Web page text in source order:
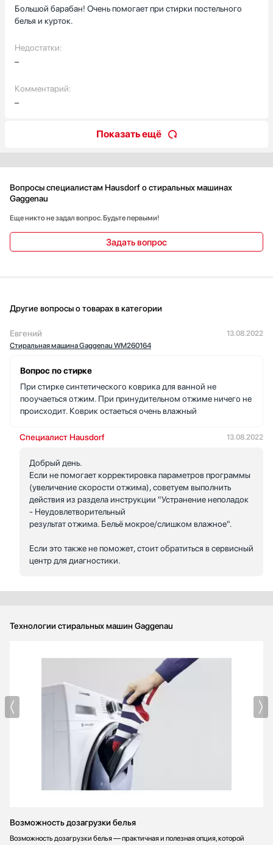
Большой барабан! Очень помогает при стирки постельного
белья и курток.
Недостатки:
–
Комментарий:
–
Показать ещё
Вопросы специалистам Hausdorf о стиральных машинах
Gaggenau
Еще никто не задал вопрос. Будьте первыми!
Задать вопрос
Другие вопросы о товарах в категории
Евгений
Стиральная машина Gaggenau WM260164
13.08.2022
Вопрос по стирке
При стирке синтетического коврика для ванной не
пооучаеться отжим. При принудительном отжиме ничего не
происходит. Коврик остаеться очень влажный
Специалист Hausdorf 13.08.2022
Добрый день.
Если не помогает корректировка параметров программы
(увеличение скорости отжима), советуем выполнить
действия из раздела инструкции "Устранение неполадок
- Неудовлетворительный
результат отжима. Бельё мокрое/слишком влажное".
Если это также не поможет, стоит обратиться в сервисный
центр для диагностики.
Технологии стиральных машин Gaggenau
Возможность дозагрузки белья
Возможность дозагрузки белья — практичная и полезная опция, которой